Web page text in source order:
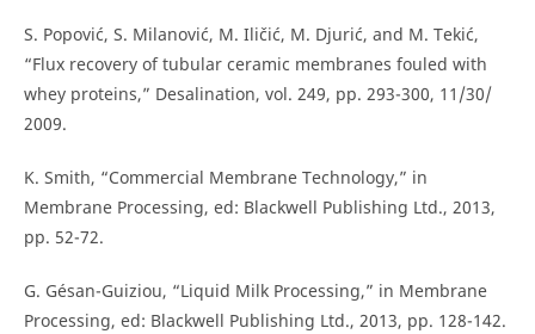
S. Popović, S. Milanović, M. Iličić, M. Djurić, and M. Tekić,
“Flux recovery of tubular ceramic membranes fouled with
whey proteins,” Desalination, vol. 249, pp. 293-300, 11/30/
2009.
K. Smith, “Commercial Membrane Technology,” in
Membrane Processing, ed: Blackwell Publishing Ltd., 2013,
pp. 52-72.
G. Gésan-Guiziou, “Liquid Milk Processing,” in Membrane
Processing, ed: Blackwell Publishing Ltd., 2013, pp. 128-142.